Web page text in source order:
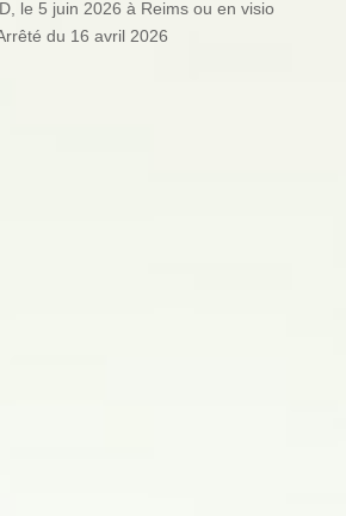
le 5 juin 2026 à Reims ou en visio
du 16 avril 2026